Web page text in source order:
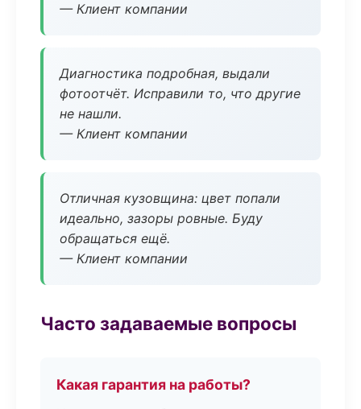
— Клиент компании
Диагностика подробная, выдали
фотоотчёт. Исправили то, что другие
не нашли.
— Клиент компании
Отличная кузовщина: цвет попали
идеально, зазоры ровные. Буду
обращаться ещё.
— Клиент компании
Часто задаваемые вопросы
Какая гарантия на работы?